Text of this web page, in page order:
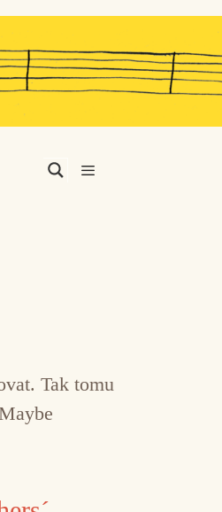
Tak tomu